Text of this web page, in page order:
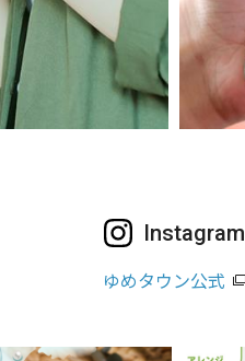
Instagram
ゆめタウン公式